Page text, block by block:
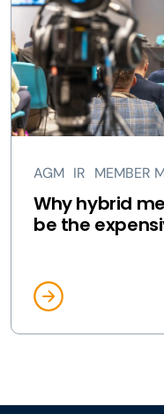
AGM IR MEMBER
Why hybrid
be the